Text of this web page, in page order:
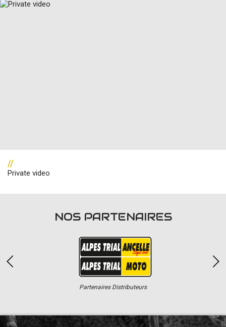
//
Private video
NOS PARTENAIRES
Partenaires Distributeurs